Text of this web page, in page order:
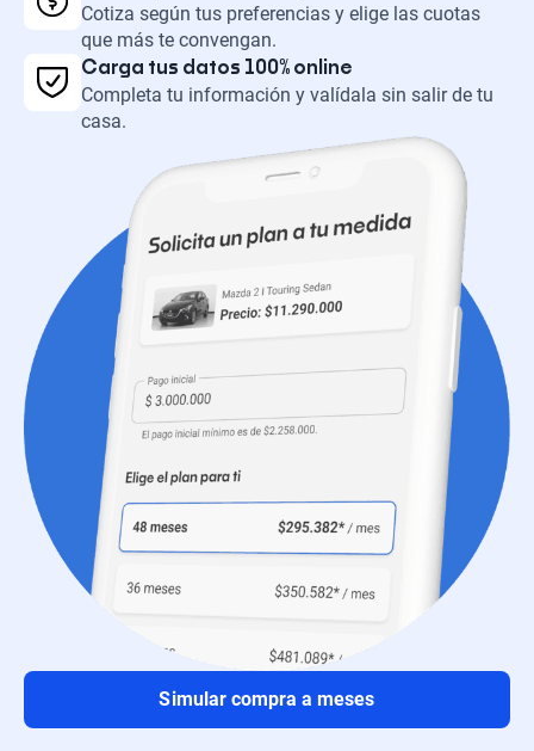
Cotiza según tus preferencias y elige las cuotas
que más te convengan.
Carga tus datos 100% online
Completa tu información y valídala sin salir de tu
casa.
Simular compra a meses